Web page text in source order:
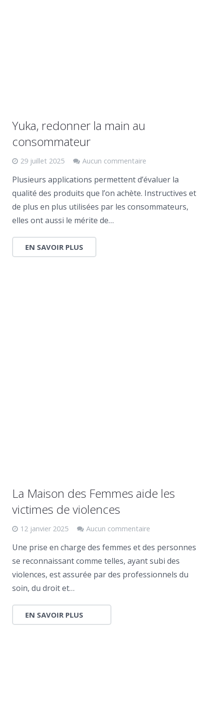
Yuka, redonner la main au
consommateur
29 juillet 2025 Aucun commentaire
Plusieurs applications permettent d’évaluer la
qualité des produits que l’on achète. Instructives et
de plus en plus utilisées par les consommateurs,
elles ont aussi le mérite de…
EN SAVOIR PLUS
La Maison des Femmes aide les
victimes de violences
12 janvier 2025 Aucun commentaire
Une prise en charge des femmes et des personnes
se reconnaissant comme telles, ayant subi des
violences, est assurée par des professionnels du
soin, du droit et…
EN SAVOIR PLUS